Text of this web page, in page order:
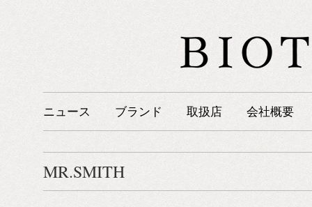
ニュース ブランド 取扱店 会社概要
MR.SMITH